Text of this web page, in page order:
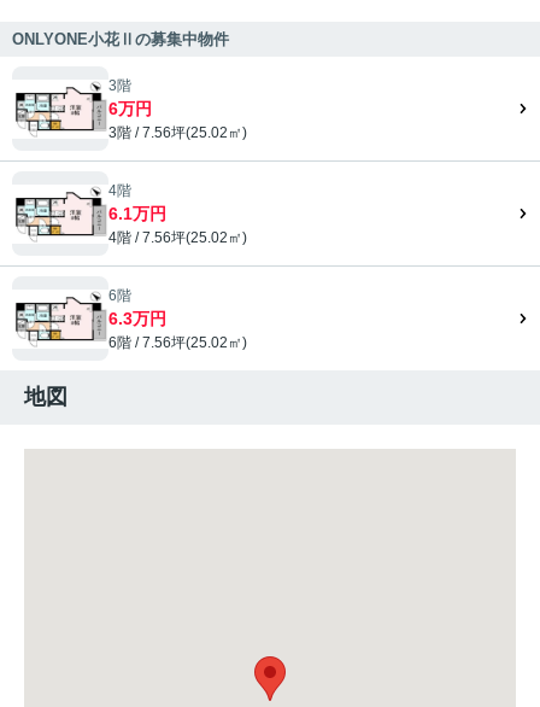
ONLYONE小花Ⅱの募集中物件
3階
6万円
3階 / 7.56坪(25.02㎡)
4階
6.1万円
4階 / 7.56坪(25.02㎡)
6階
6.3万円
6階 / 7.56坪(25.02㎡)
地図